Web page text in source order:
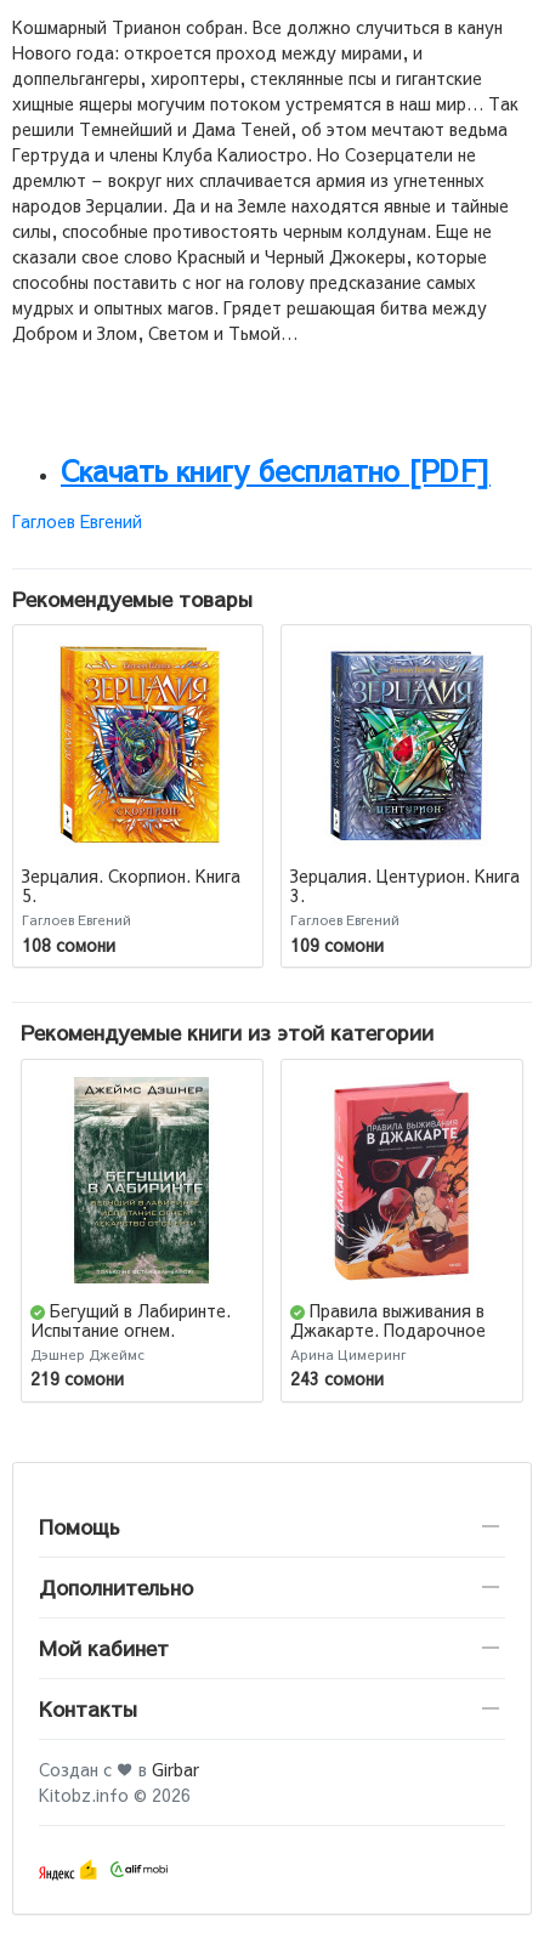
Кошмарный Трианон собран. Все должно случиться в канун
Нового года: откроется проход между мирами, и
доппельгангеры, хироптеры, стеклянные псы и гигантские
хищные ящеры могучим потоком устремятся в наш мир… Так
решили Темнейший и Дама Теней, об этом мечтают ведьма
Гертруда и члены Клуба Калиостро. Но Созерцатели не
дремлют – вокруг них сплачивается армия из угнетенных
народов Зерцалии. Да и на Земле находятся явные и тайные
силы, способные противостоять черным колдунам. Еще не
сказали свое слово Красный и Черный Джокеры, которые
способны поставить с ног на голову предсказание самых
мудрых и опытных магов. Грядет решающая битва между
Добром и Злом, Светом и Тьмой…
Скачать книгу бесплатно [PDF]
Гаглоев Евгений
Рекомендуемые товары
Зерцалия. Скорпион. Книга
5.
Гаглоев Евгений
108 сомони
Зерцалия. Центурион. Книга
3.
Гаглоев Евгений
109 сомони
Рекомендуемые книги из этой категории
Бегущий в Лабиринте.
Испытание огнем.
Лекарство от смерти
Дэшнер Джеймс
219 сомони
Правила выживания в
Джакарте. Подарочное
издание
Арина Цимеринг
243 сомони
Помощь
Дополнительно
Мой кабинет
Контакты
Создан с ♥ в Girbar
Kitobz.info © 2026